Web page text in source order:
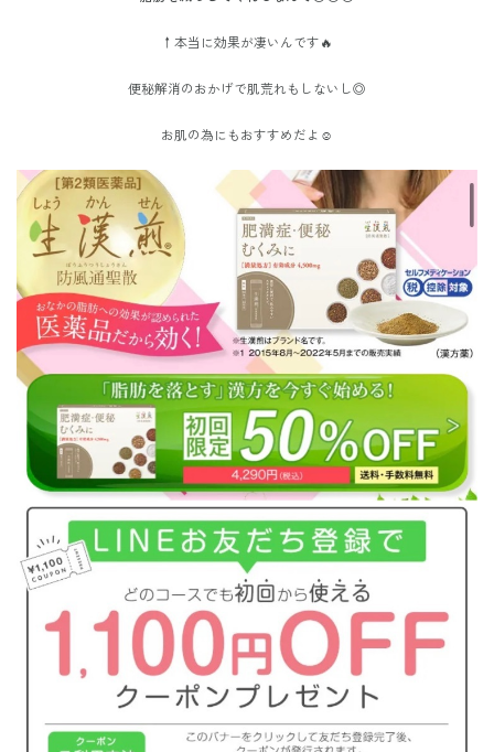
↑本当に効果が凄いんです🔥
便秘解消のおかげで肌荒れもしないし◎
お肌の為にもおすすめだよ☺️